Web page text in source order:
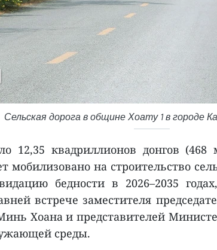
Сельская дорога в общине Хоату 1 в городе
12,35 квадриллионов донгов
мобилизовано на строительство
бедности в 2026–2035
встрече заместителя
Хоана и представителей
среды.